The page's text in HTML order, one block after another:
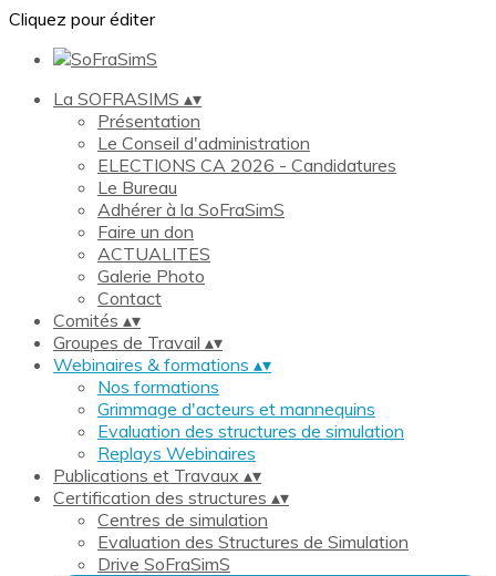
Cliquez pour éditer
La SOFRASIMS ▴▾
Présentation
Le Conseil d'administration
ELECTIONS CA 2026 - Candidatures
Le Bureau
Adhérer à la SoFraSimS
Faire un don
ACTUALITES
Galerie Photo
Contact
Comités ▴▾
Groupes de Travail ▴▾
Webinaires & formations ▴▾
Nos formations
Grimmage d'acteurs et mannequins
Evaluation des structures de simulation
Replays Webinaires
Publications et Travaux ▴▾
Certification des structures ▴▾
Centres de simulation
Evaluation des Structures de Simulation
Drive SoFraSimS